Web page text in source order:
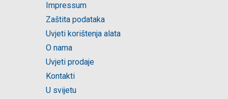
Impressum
Zaštita podataka
Uvjeti korištenja alata
O nama
Uvjeti prodaje
Kontakti
U svijetu